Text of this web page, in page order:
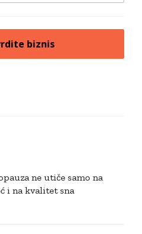
biznis
ne utiče samo na
i na kvalitet sna